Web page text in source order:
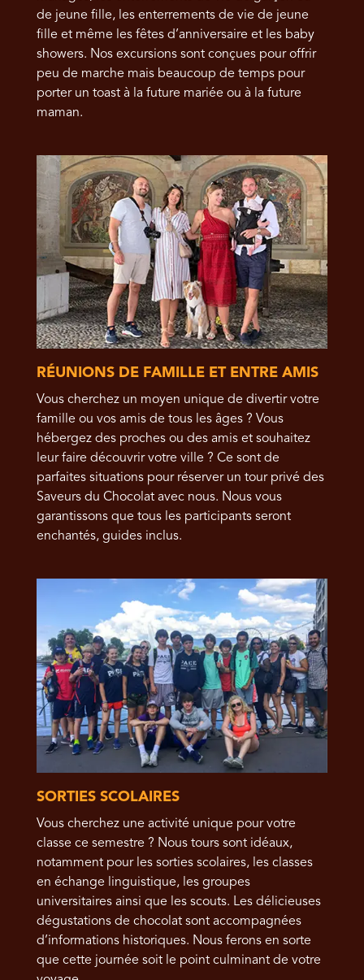
de jeune fille, les enterrements de vie de jeune
fille et même les fêtes d’anniversaire et les baby
showers. Nos excursions sont conçues pour offrir
peu de marche mais beaucoup de temps pour
porter un toast à la future mariée ou à la future
maman.
RÉUNIONS DE FAMILLE ET ENTRE AMIS
Vous cherchez un moyen unique de divertir votre
famille ou vos amis de tous les âges ? Vous
hébergez des proches ou des amis et souhaitez
leur faire découvrir votre ville ? Ce sont de
parfaites situations pour réserver un tour privé des
Saveurs du Chocolat avec nous. Nous vous
garantissons que tous les participants seront
enchantés, guides inclus.
SORTIES SCOLAIRES
Vous cherchez une activité unique pour votre
classe ce semestre ? Nous tours sont idéaux,
notamment pour les sorties scolaires, les classes
en échange linguistique, les groupes
universitaires ainsi que les scouts. Les délicieuses
dégustations de chocolat sont accompagnées
d’informations historiques. Nous ferons en sorte
que cette journée soit le point culminant de votre